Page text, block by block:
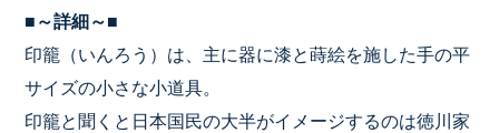
■～詳細～■
印籠（いんろう）は、主に器に漆と蒔絵を施した手の平
サイズの小さな小道具。
印籠と聞くと日本国民の大半がイメージするのは徳川家